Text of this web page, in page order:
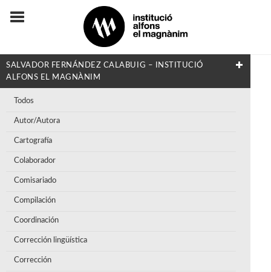
SALVADOR FERNÁNDEZ CALABUIG – INSTITUCIÓ
ALFONS EL MAGNÀNIM
Todos
Autor/Autora
Cartografía
Colaborador
Comisariado
Compilación
Coordinación
Corrección lingüística
Corrección